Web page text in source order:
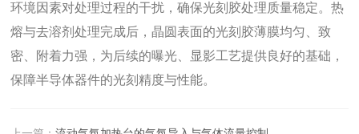
环境因素对处理过程的干扰，确保光刻胶处理质量稳定。热
熔与去溶剂处理完成后，晶圆表面的光刻胶薄膜均匀、致
密、附着力强，为后续的曝光、显影工艺提供良好的基础，
保障半导体器件的光刻精度与性能。